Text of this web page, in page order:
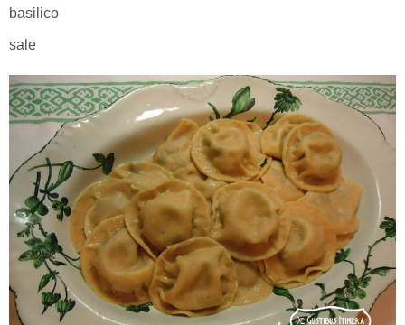
basilico
sale